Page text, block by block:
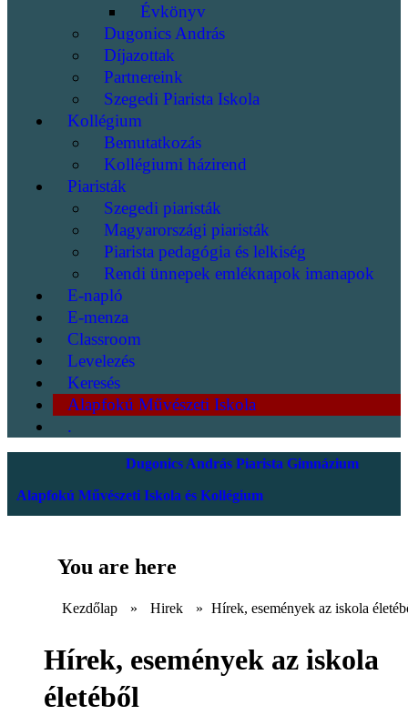
Évkönyv
Dugonics András
Díjazottak
Partnereink
Szegedi Piarista Iskola
Kollégium
Bemutatkozás
Kollégiumi házirend
Piaristák
Szegedi piaristák
Magyarországi piaristák
Piarista pedagógia és lelkiség
Rendi ünnepek emléknapok imanapok
E-napló
E-menza
Classroom
Levelezés
Keresés
Alapfokú Művészeti Iskola
.
Dugonics András Piarista Gimnázium
Alapfokú Művészeti Iskola és Kollégium
You are here
Kezdőlap » Hirek » Hírek, események az iskola
Hírek, események az iskola
életéből